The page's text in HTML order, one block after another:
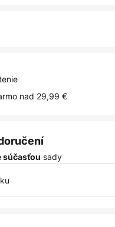
nad 29,99 €
súčasťou sady